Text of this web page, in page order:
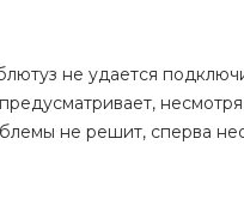
не удается
не решит, сперва